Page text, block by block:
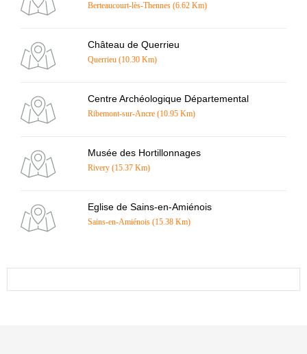
Berteaucourt-lès-Thennes (6.62 Km)
Château de Querrieu
Querrieu (10.30 Km)
Centre Archéologique Départemental
Ribemont-sur-Ancre (10.95 Km)
Musée des Hortillonnages
Rivery (15.37 Km)
Eglise de Sains-en-Amiénois
Sains-en-Amiénois (15.38 Km)